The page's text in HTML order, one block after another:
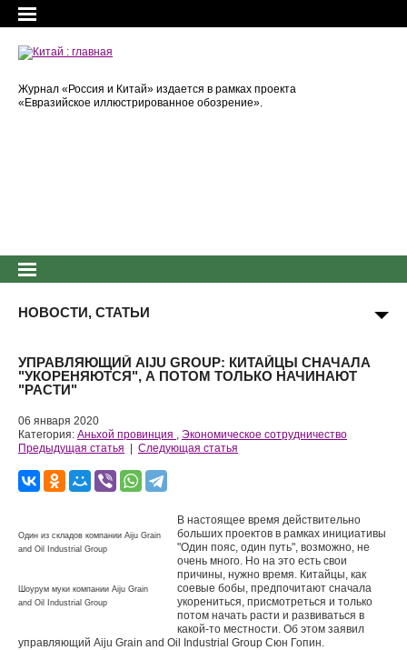
Журнал «Россия и Китай» издается в рамках проекта
«Евразийское иллюстрированное обозрение».
НОВОСТИ, СТАТЬИ
УПРАВЛЯЮЩИЙ AIJU GROUP: КИТАЙЦЫ СНАЧАЛА
"УКОРЕНЯЮТСЯ", А ПОТОМ ТОЛЬКО НАЧИНАЮТ
"РАСТИ"
06 января 2020
Категория: Аньхой провинция , Экономическое сотрудничество
Предыдущая статья
Следующая статья
Один из складов компании Aiju Grain
and Oil Industrial Group
Шоурум муки компании Aiju Grain
and Oil Industrial Group
В настоящее время действительно
больших проектов в рамках инициативы
"Один пояс, один путь", возможно, не
очень много. Но на это есть свои
причины, нужно время. Китайцы, как
соевые бобы, предпочитают сначала
укорениться, присмотреться и только
потом начать расти и развиваться в
какой-то местности. Об этом заявил
управляющий Aiju Grain and Oil Industrial Group Сюн Гопин.